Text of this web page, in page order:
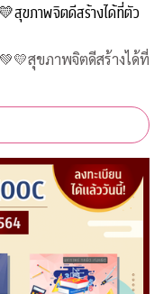
สุขภาพจิตดีสร้างได้ที่ตัว
สุขภาพจิตดีสร้างได้ที่